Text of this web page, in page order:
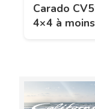
Carado
4×4 à